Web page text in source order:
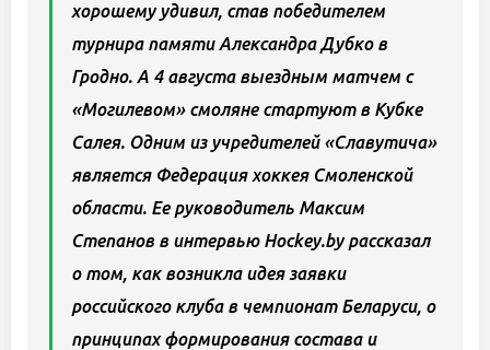
хорошему удивил, став победителем
турнира памяти Александра Дубко в
Гродно. А 4 августа выездным матчем с
«Могилевом» смоляне стартуют в Кубке
Салея. Одним из учредителей «Славутича»
является Федерация хоккея Смоленской
области. Ее руководитель Максим
Степанов в интервью Hockey.by рассказал
о том, как возникла идея заявки
российского клуба в чемпионат Беларуси, о
принципах формирования состава и